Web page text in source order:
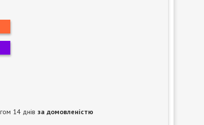
14 днів за домовленістю